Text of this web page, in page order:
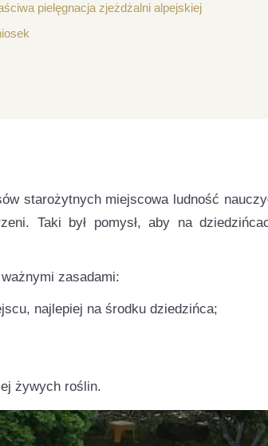
pielęgnacja zjeżdżalni alpejskiej
starożytnych miejscowa ludność
Taki był pomysł, aby na
zasadami:
najlepiej na środku dziedzińca;
żywych roślin.